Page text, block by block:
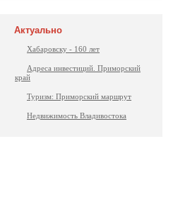
Актуально
Хабаровску - 160 лет
Адреса инвестиций. Приморский
край
Туризм: Приморский маршрут
Недвижимость Владивостока